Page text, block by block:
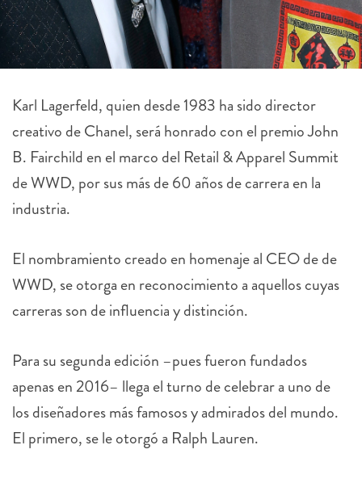
Karl Lagerfeld, quien desde 1983 ha sido director
creativo de Chanel, será honrado con el premio John
B. Fairchild en el marco del Retail & Apparel Summit
de WWD, por sus más de 60 años de carrera en la
industria.
El nombramiento creado en homenaje al CEO de de
WWD, se otorga en reconocimiento a aquellos cuyas
carreras son de influencia y distinción.
Para su segunda edición –pues fueron fundados
apenas en 2016– llega el turno de celebrar a uno de
los diseñadores más famosos y admirados del mundo.
El primero, se le otorgó a Ralph Lauren.